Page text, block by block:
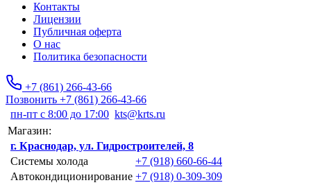
Контакты
Лицензии
Публичная оферта
О нас
Политика безопасности
+7 (861) 266-43-66
Позвонить +7 (861) 266-43-66
пн-пт с 8:00 до 17:00 kts@krts.ru
Магазин:
г. Краснодар, ул. Гидростроителей, 8
Системы холода
+7 (918) 660-66-44
Автокондиционирование +7 (918) 0-309-309